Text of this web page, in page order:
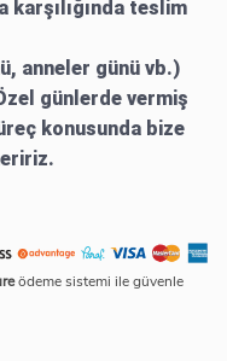
karşılığında teslim
anneler günü vb.)
günlerde vermiş
konusunda bize
ödeme sistemi ile güvenle